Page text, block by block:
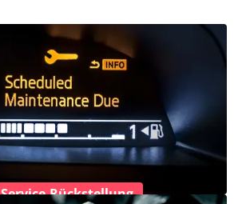
Service-Rückstellung